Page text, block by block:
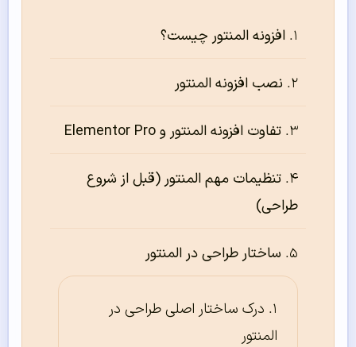
افزونه المنتور چیست؟
نصب افزونه المنتور
تفاوت افزونه المنتور و Elementor Pro
تنظیمات مهم المنتور (قبل از شروع
طراحی)
ساختار طراحی در المنتور
درک ساختار اصلی طراحی در
المنتور